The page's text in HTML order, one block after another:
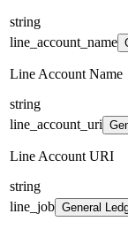
string
line_account_name
Line Account Name
string
line_account_uri
Line Account URI
string
line_job General